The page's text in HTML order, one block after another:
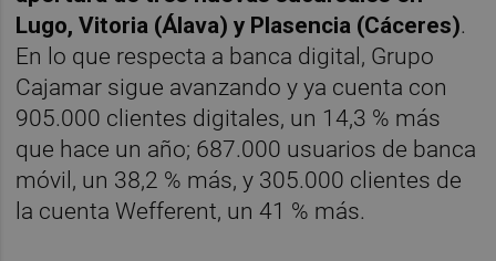
Lugo, Vitoria (Álava) y Plasencia (Cáceres).
En lo que respecta a banca digital, Grupo
Cajamar sigue avanzando y ya cuenta con
905.000 clientes digitales, un 14,3 % más
que hace un año; 687.000 usuarios de banca
móvil, un 38,2 % más, y 305.000 clientes de
la cuenta Wefferent, un 41 % más.